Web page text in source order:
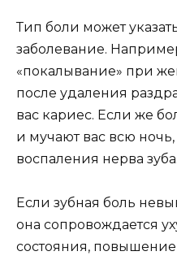
Тип боли может
заболевание.
«покалывание» при
после удаления
вас кариес. Если же
и мучают вас всю
воспаления нерва зуба.
Если зубная боль
она сопровождается
состояния,